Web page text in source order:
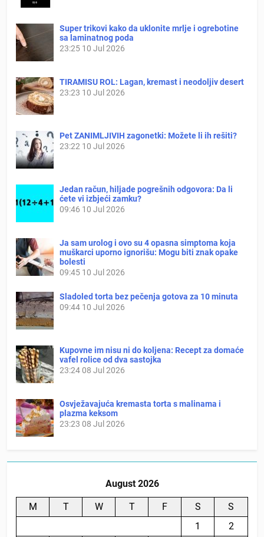
Super trikovi kako da uklonite mrlje i ogrebotine
sa laminatnog poda
23:25 10 Jul 2026
TIRAMISU ROL: Lagan, kremast i neodoljiv desert
23:23 10 Jul 2026
Pet ZANIMLJIVIH zagonetki: Možete li ih rešiti?
23:22 10 Jul 2026
Jedan račun, hiljade pogrešnih odgovora: Da li
ćete vi izbjeći zamku?
09:46 10 Jul 2026
Ja sam urolog i ovo su 4 opasna simptoma koja
muškarci uporno ignorišu: Mogu biti znak opake
bolesti
09:45 10 Jul 2026
Sladoled torta bez pečenja gotova za 10 minuta
09:44 10 Jul 2026
Kupovne im nisu ni do koljena: Recept za domaće
vafel rolice od dva sastojka
23:2408 Jul 2026
Osvježavajuća kremasta torta s malinama i
plazma keksom
23:23 08 Jul 2026
August 2026
M T W T F S
S
1
2